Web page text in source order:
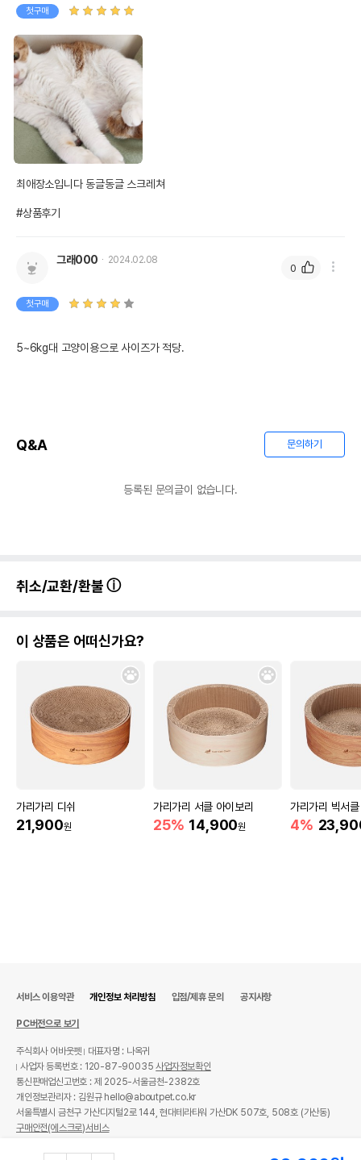
첫구매
최애장소입니다 동글동글 스크레쳐
#상품후기
그래000 2024.02.08
첫구매
5~6kg대 고양이용으로 사이즈가 적당.
0
Q&A 문의하기
등록된 문의글이 없습니다.
취소/교환/환불
이 상품은 어떠신가요?
가리가리 디쉬
21,900원
가리가리 서클 아이보리
25% 14,900원
가리가리 빅서
4%
서비스 이용약관 개인정보 처리방침 입점/제휴 문의 공지사항
PC버전으로 보기
주식회사 어바웃펫
대표자명 : 나옥귀
사업자 등록번호 : 120-87-90035사업자정보확인
통신판매업신고번호 : 제 2025-서울금천-2382호
개인정보관리자 : 김원규 hello@aboutpet.co.kr
서울특별시 금천구 가산디지털2로 144, 현대테라타워 가산DK 507호, 508호 (가산동)
구매안전(에스크로)서비스